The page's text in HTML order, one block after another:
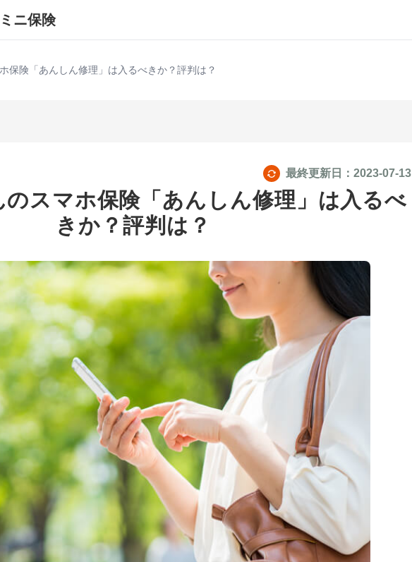
ミニ保険
保険「あんしん修理」は入るべきか？評判は？
最終更新日： 2023-07-13
スマホ保険「あんしん修理」は入るべ
きか？評判は？